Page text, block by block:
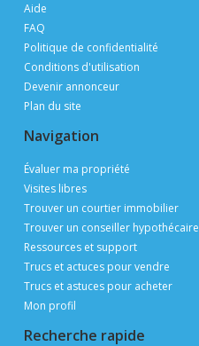
Aide
FAQ
Politique de confidentialité
Conditions d'utilisation
Devenir annonceur
Plan du site
Navigation
Évaluer ma propriété
Visites libres
Trouver un courtier immobilier
Trouver un conseiller hypothécaire
Ressources et support
Trucs et actuces pour vendre
Trucs et astuces pour acheter
Mon profil
Recherche rapide